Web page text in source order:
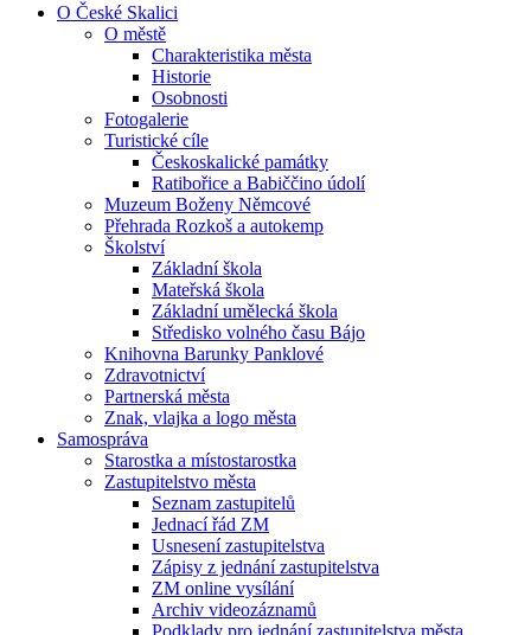
O České Skalici
O městě
Charakteristika města
Historie
Osobnosti
Fotogalerie
Turistické cíle
Českoskalické památky
Ratibořice a Babiččino údolí
Muzeum Boženy Němcové
Přehrada Rozkoš a autokemp
Školství
Základní škola
Mateřská škola
Základní umělecká škola
Středisko volného času Bájo
Knihovna Barunky Panklové
Zdravotnictví
Partnerská města
Znak, vlajka a logo města
Samospráva
Starostka a místostarostka
Zastupitelstvo města
Seznam zastupitelů
Jednací řád ZM
Usnesení zastupitelstva
Zápisy z jednání zastupitelstva
ZM online vysílání
Archiv videozáznamů
Podklady pro jednání zastupitelstva města